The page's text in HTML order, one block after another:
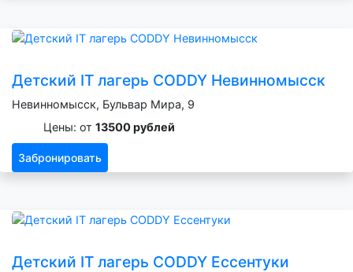
Детский IT лагерь CODDY Невинномысск
Невинномысск, Бульвар Мира, 9
Цены: от 13500 рублей
Забронировать
Детский IT лагерь CODDY Ессентуки